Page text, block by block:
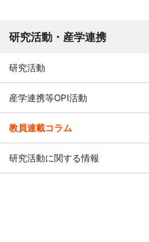
研究活動・産学連携
研究活動
産学連携等OPI活動
教員連載コラム
研究活動に関する情報